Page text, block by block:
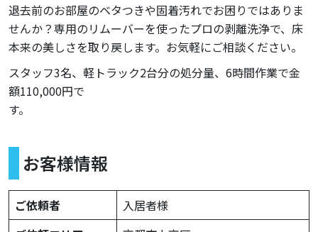
退去前のお部屋のベタつきや固着汚れでお困りではありま
せんか？専用のリムーバーを使ったプロの剥離洗浄で、床
本来の美しさを取り戻します。お気軽にご相談ください。
スタッフ3名、軽トラック2台分の処分量、6時間作業で金
額110,000円で
お客様情報
ご依頼者
入居者様